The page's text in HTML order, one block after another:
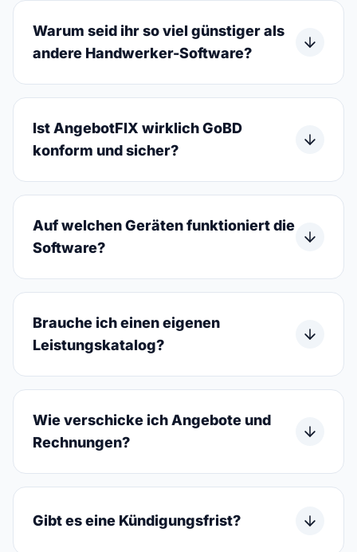
Warum seid ihr so viel günstiger als
andere Handwerker-Software?
Ist AngebotFIX wirklich GoBD
konform und sicher?
Auf welchen Geräten funktioniert die
Software?
Brauche ich einen eigenen
Leistungskatalog?
Wie verschicke ich Angebote und
Rechnungen?
Gibt es eine Kündigungsfrist?